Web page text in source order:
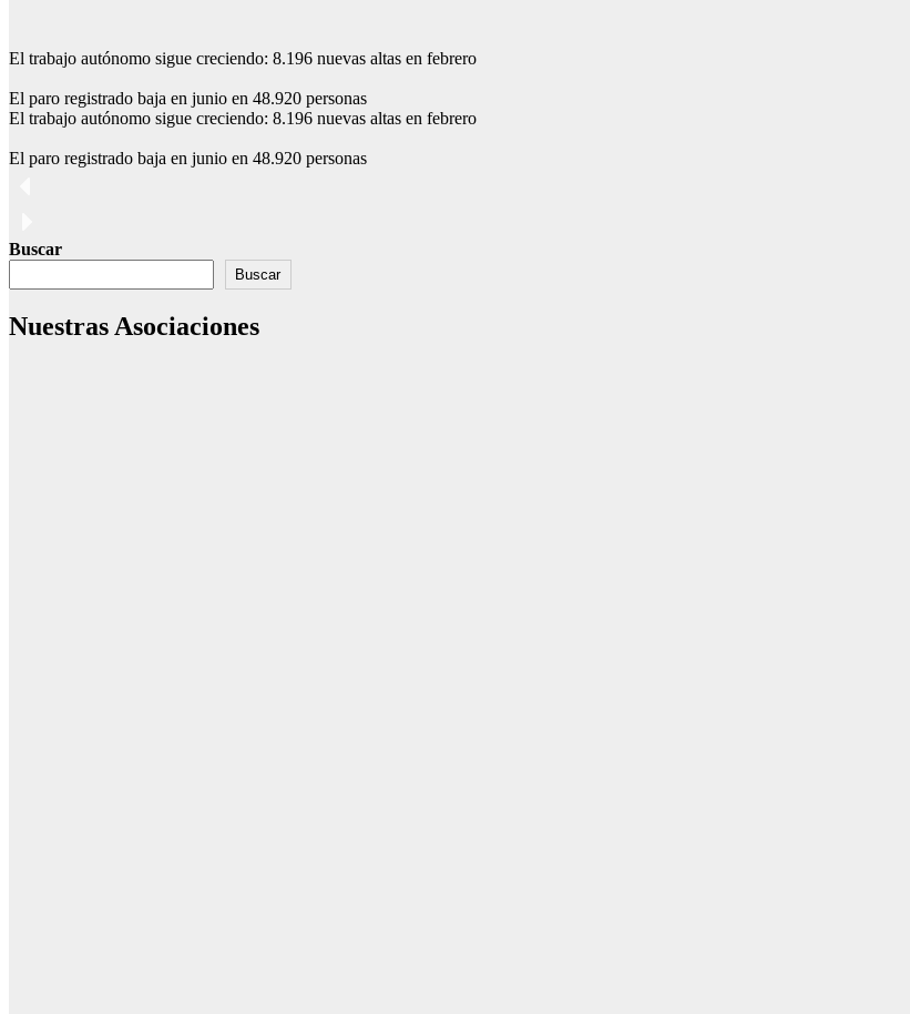
El trabajo autónomo sigue creciendo: 8.196 nuevas altas en febrero
El paro registrado baja en junio en 48.920 personas
El trabajo autónomo sigue creciendo: 8.196 nuevas altas en febrero
El paro registrado baja en junio en 48.920 personas
Buscar
Buscar
Nuestras Asociaciones